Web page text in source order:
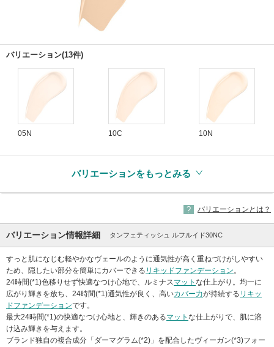
バリエーション(13件)
05N 10C 10N
バリエーションをもっとみる
バリエーションとは？
バリエーション情報詳細 タンフェティッシュ ルフルイド30NC
すっと肌になじむ軽やかなヴェールのように通気性が高く重ねづけがしやすい
ため、隠したい部分を簡単にカバーできる リキッドファンデーション。
24時間(*1)色移りせず快適なつけ心地で、ルミナスマット な仕上がり。均一に
広がり輝きを放ち、24時間(*1)通気性が良く、高いカバー力が持続する リキッ
ドファンデーションです。
最大24時間(*1)の快適なつけ心地と、輝きのあるマット な仕上がりで、肌に溶
け込み輝きを与えます。
ブランド独自の複合成分「ダーマグラム(*2)」を配合したヴィーガン(*3)フォー